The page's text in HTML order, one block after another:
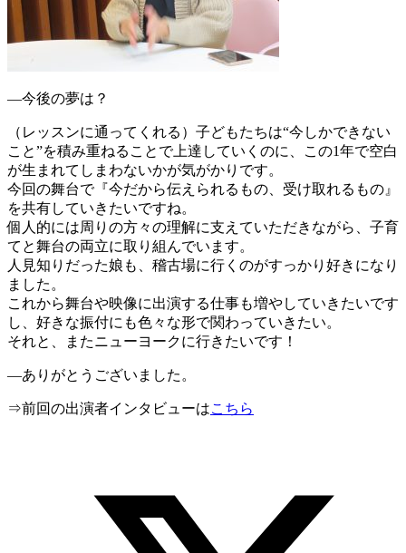
―今後の夢は？
（レッスンに通ってくれる）子どもたちは“今しかできない
こと”を積み重ねることで上達していくのに、この1年で空白
が生まれてしまわないかが気がかりです。
今回の舞台で『今だから伝えられるもの、受け取れるもの』
を共有していきたいですね。
個人的には周りの方々の理解に支えていただきながら、子育
てと舞台の両立に取り組んでいます。
人見知りだった娘も、稽古場に行くのがすっかり好きになり
ました。
これから舞台や映像に出演する仕事も増やしていきたいです
し、好きな振付にも色々な形で関わっていきたい。
それと、またニューヨークに行きたいです！
―ありがとうございました。
⇒前回の出演者インタビューはこちら